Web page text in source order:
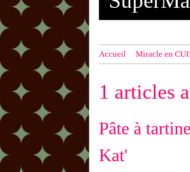
Accueil Miracle en
exemple : "Bonnet
1 articles
Pâte à
Kat'